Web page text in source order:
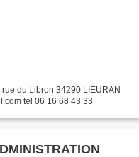
du Libron 34290 LIEURAN
tel 06 16 68 43 33